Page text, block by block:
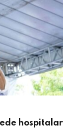
hospitalar